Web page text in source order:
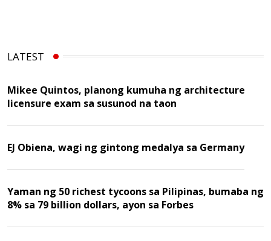
LATEST
Mikee Quintos, planong kumuha ng architecture
licensure exam sa susunod na taon
EJ Obiena, wagi ng gintong medalya sa Germany
Yaman ng 50 richest tycoons sa Pilipinas, bumaba ng
8% sa 79 billion dollars, ayon sa Forbes